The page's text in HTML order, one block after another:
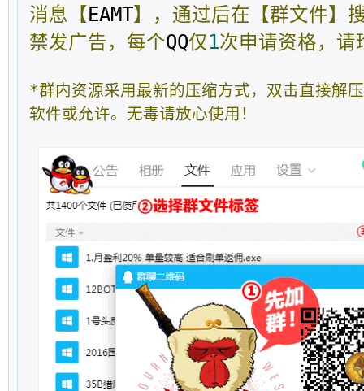
消息【 EAMT】，通过后在【群文件】
禁发广告，每个QQ仅1次申请资格，请
*群内资源采用最新的压缩方式，双击直接解
软件或允许。无毒请放心使用！